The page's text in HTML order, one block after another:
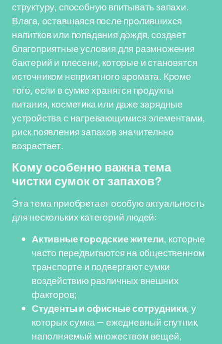
структуру, способную впитывать запахи.
Влага, оставшаяся после пролившихся
напитков или попадания дождя, создаёт
благоприятные условия для размножения
бактерий и плесени, которые и становятся
источником неприятного аромата. Кроме
того, если в сумке хранятся продукты
питания, косметика или даже зарядные
устройства с нагревающимися элементами,
риск появления запахов значительно
возрастает.
Кому особенно важна тема
чистки сумок от запахов?
Эта тема приобретает особую актуальность
для нескольких категорий людей:
Активные городские жители, которые
часто передвигаются на общественном
транспорте и подвергают сумки
воздействию различных внешних
факторов;
Студенты и офисные сотрудники, у
которых сумка — ежедневный спутник,
наполняемый множеством вещей,